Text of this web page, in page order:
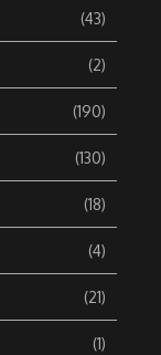
(43)
(2)
(190)
(130)
(18)
(4)
(21)
(1)